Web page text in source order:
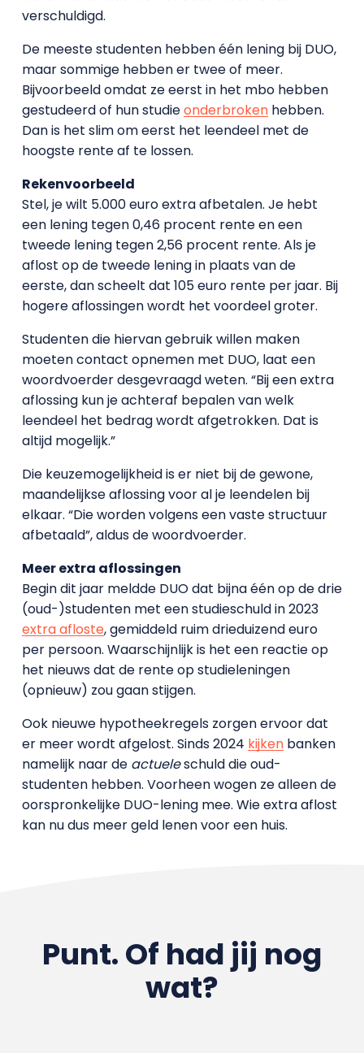
verschuldigd.
De meeste studenten hebben één lening bij DUO,
maar sommige hebben er twee of meer.
Bijvoorbeeld omdat ze eerst in het mbo hebben
gestudeerd of hun studieonderbrokenhebben.
Dan is het slim om eerst het leendeel met de
hoogste rente af te lossen.
Rekenvoorbeeld
Stel, je wilt 5.000 euro extra afbetalen. Je hebt
een lening tegen 0,46 procent rente en een
tweede lening tegen 2,56 procent rente. Als je
aflost op de tweede lening in plaats van de
eerste, dan scheelt dat 105 euro rente per jaar. Bij
hogere aflossingen wordt het voordeel groter.
Studenten die hiervan gebruik willen maken
moeten contact opnemen met DUO, laat een
woordvoerder desgevraagd weten. “Bij een extra
aflossing kun je achteraf bepalen van welk
leendeel het bedrag wordt afgetrokken. Dat is
altijd mogelijk.”
Die keuzemogelijkheid is er niet bij de gewone,
maandelijkse aflossing voor al je leendelen bij
elkaar. “Die worden volgens een vaste structuur
afbetaald”, aldus de woordvoerder.
Meer extra aflossingen
Begin dit jaar meldde DUO dat bijna één op de drie
(oud-)studenten met een studieschuld in 2023
extra afloste, gemiddeld ruim drieduizend euro
per persoon. Waarschijnlijk is het een reactie op
het nieuws dat de rente op studieleningen
(opnieuw) zou gaan stijgen.
Ook nieuwe hypotheekregels zorgen ervoor dat
er meer wordt afgelost. Sinds 2024 kijkenbanken
namelijk naar de actueleschuld die oud-
studenten hebben. Voorheen wogen ze alleen de
oorspronkelijke DUO-lening mee. Wie extra aflost
kan nu dus meer geld lenen voor een huis.
Punt. Of had jij nog
wat?